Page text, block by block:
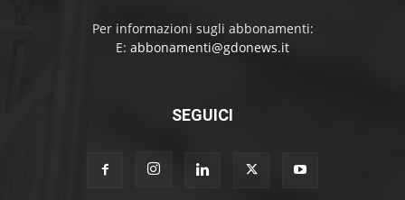
Per informazioni sugli abbonamenti:
E: abbonamenti@gdonews.it
SEGUICI